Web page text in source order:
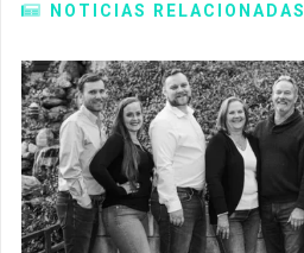
NOTICIAS RELACIONADAS